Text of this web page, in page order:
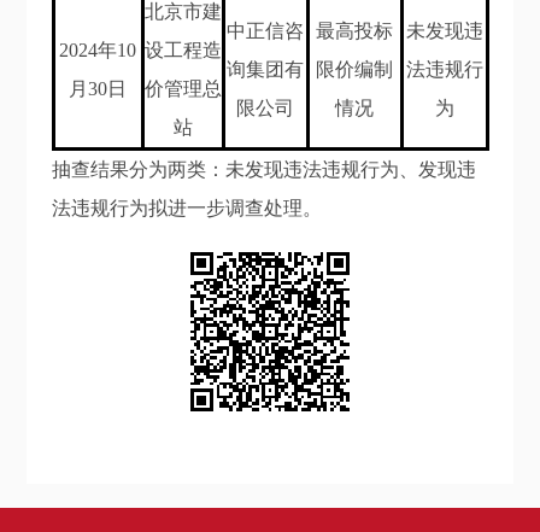
2024年10
月30日
北京市建
设工程造
价管理总
站
中正信咨
询集团有
限公司
最高投标
限价编制
情况
未发现违
法违规行
为
抽查结果分为两类：未发现违法违规行为、发现违
法违规行为拟进一步调查处理。